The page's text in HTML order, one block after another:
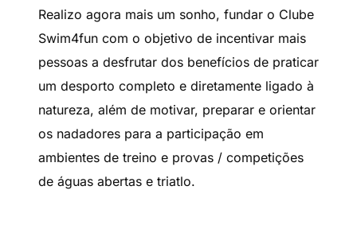
Realizo agora mais um sonho, fundar o Clube
Swim4fun com o objetivo de incentivar mais
pessoas a desfrutar dos benefícios de praticar
um desporto completo e diretamente ligado à
natureza, além de motivar, preparar e orientar
os nadadores para a participação em
ambientes de treino e provas / competições
de águas abertas e triatlo.